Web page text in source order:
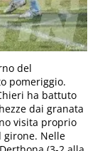
del
pomeriggio.
ha battuto
dai granata
visita proprio
girone. Nelle